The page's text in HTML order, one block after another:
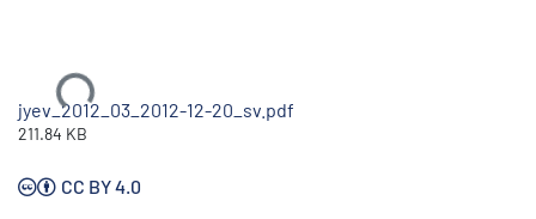
Ladataan...
jyev_2012_03_2012-12-20_sv.pdf
211.84 KB
CC BY 4.0